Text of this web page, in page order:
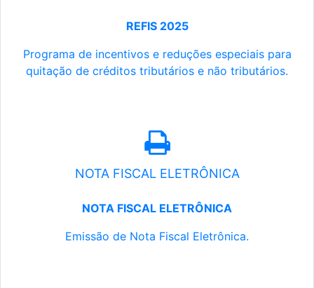
REFIS 2025
Programa de incentivos e reduções especiais para
quitação de créditos tributários e não tributários.
NOTA FISCAL ELETRÔNICA
NOTA FISCAL ELETRÔNICA
Emissão de Nota Fiscal Eletrônica.